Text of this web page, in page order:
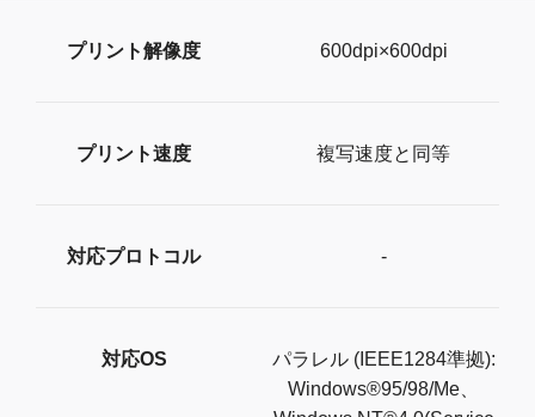
プリント解像度 600dpi×600dpi
プリント速度 複写速度と同等
対応プロトコル -
対応OS
パラレル (IEEE1284準拠):
Windows®95/98/Me、